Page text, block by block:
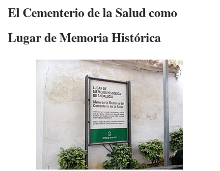
El Cementerio de la Salud como
Lugar de Memoria Histórica